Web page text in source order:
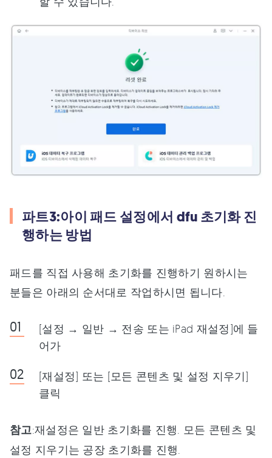
파트3:아이 패드 설정에서 dfu 초기화 진
행하는 방법
패드를 직접 사용해 초기화를 진행하기 원하시는
분들은 아래의 순서대로 작업하시면 됩니다.
[설정 → 일반 → 전송 또는 iPad 재설정]에 들
어가
[재설정] 또는 [모든 콘텐츠 및 설정 지우기]
클릭
참고:재설정은 일반 초기화를 진행. 모든 콘텐츠 및
설정 지우기는 공장 초기화를 진행.